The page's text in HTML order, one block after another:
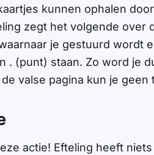
kunnen ophalen
zegt het volgende over
je gestuurd wordt
. (punt) staan. Zo word je
valse pagina kun je
actie! Efteling heeft